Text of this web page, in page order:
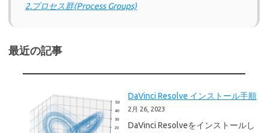
2.プロセス群(Process Groups)
最近の記事
DaVinci Resolve インストール手順
2月 26, 2023
DaVinci Resolveをインストールし